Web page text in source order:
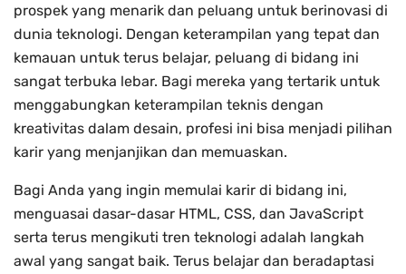
prospek yang menarik dan peluang untuk berinovasi di
dunia teknologi. Dengan keterampilan yang tepat dan
kemauan untuk terus belajar, peluang di bidang ini
sangat terbuka lebar. Bagi mereka yang tertarik untuk
menggabungkan keterampilan teknis dengan
kreativitas dalam desain, profesi ini bisa menjadi pilihan
karir yang menjanjikan dan memuaskan.
Bagi Anda yang ingin memulai karir di bidang ini,
menguasai dasar-dasar HTML, CSS, dan JavaScript
serta terus mengikuti tren teknologi adalah langkah
awal yang sangat baik. Terus belajar dan beradaptasi